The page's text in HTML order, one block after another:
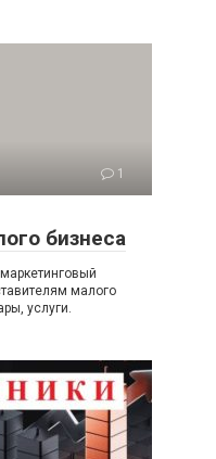
1
бизнеса
малого
услуги.